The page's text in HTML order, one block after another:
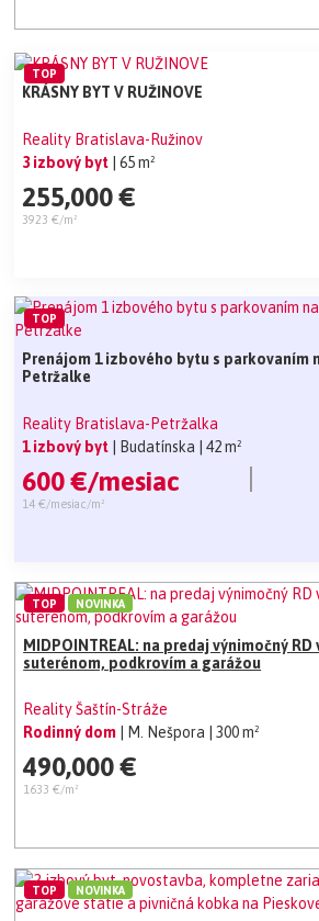
KRÁSNY BYT V RUŽINOVE
Reality Bratislava-Ružinov
3 izbový byt | 65 m²
255,000 €
3923 €/m²
TOP
Prenájom 1 izbového bytu s parkovaním
Petržalke
Reality Bratislava-Petržalka
1 izbový byt
| Budatínska | 42 m²
600 €/mesiac
14 €/mesiac/m²
TOP
MIDPOINTREAL: na predaj výnimočný
suterénom, podkrovím a garážou
Reality Šaštín-Stráže
Rodinný dom
| M. Nešpora | 300 m²
490,000 €
1633 €/m²
TOP NOVINKA
TOP NOVINKA